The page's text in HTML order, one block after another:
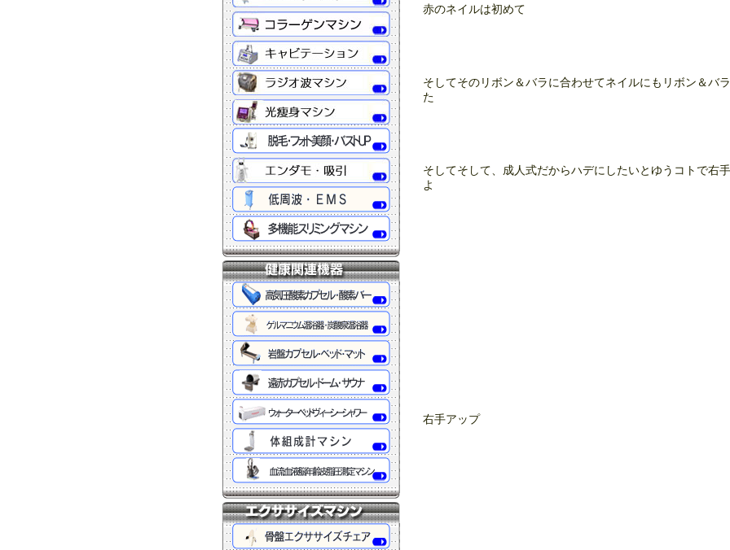
赤のネイルは初めて
そしてそのリボン＆バラに合わせてネイルにもリボン＆バ
た
そしてそして、成人式だからハデにしたいとゆうコトで右
よ
右手アップ